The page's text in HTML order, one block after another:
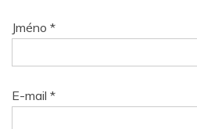
Jméno *
E-mail *